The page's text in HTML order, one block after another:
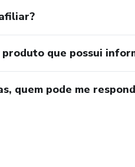
que possui
quem pode me